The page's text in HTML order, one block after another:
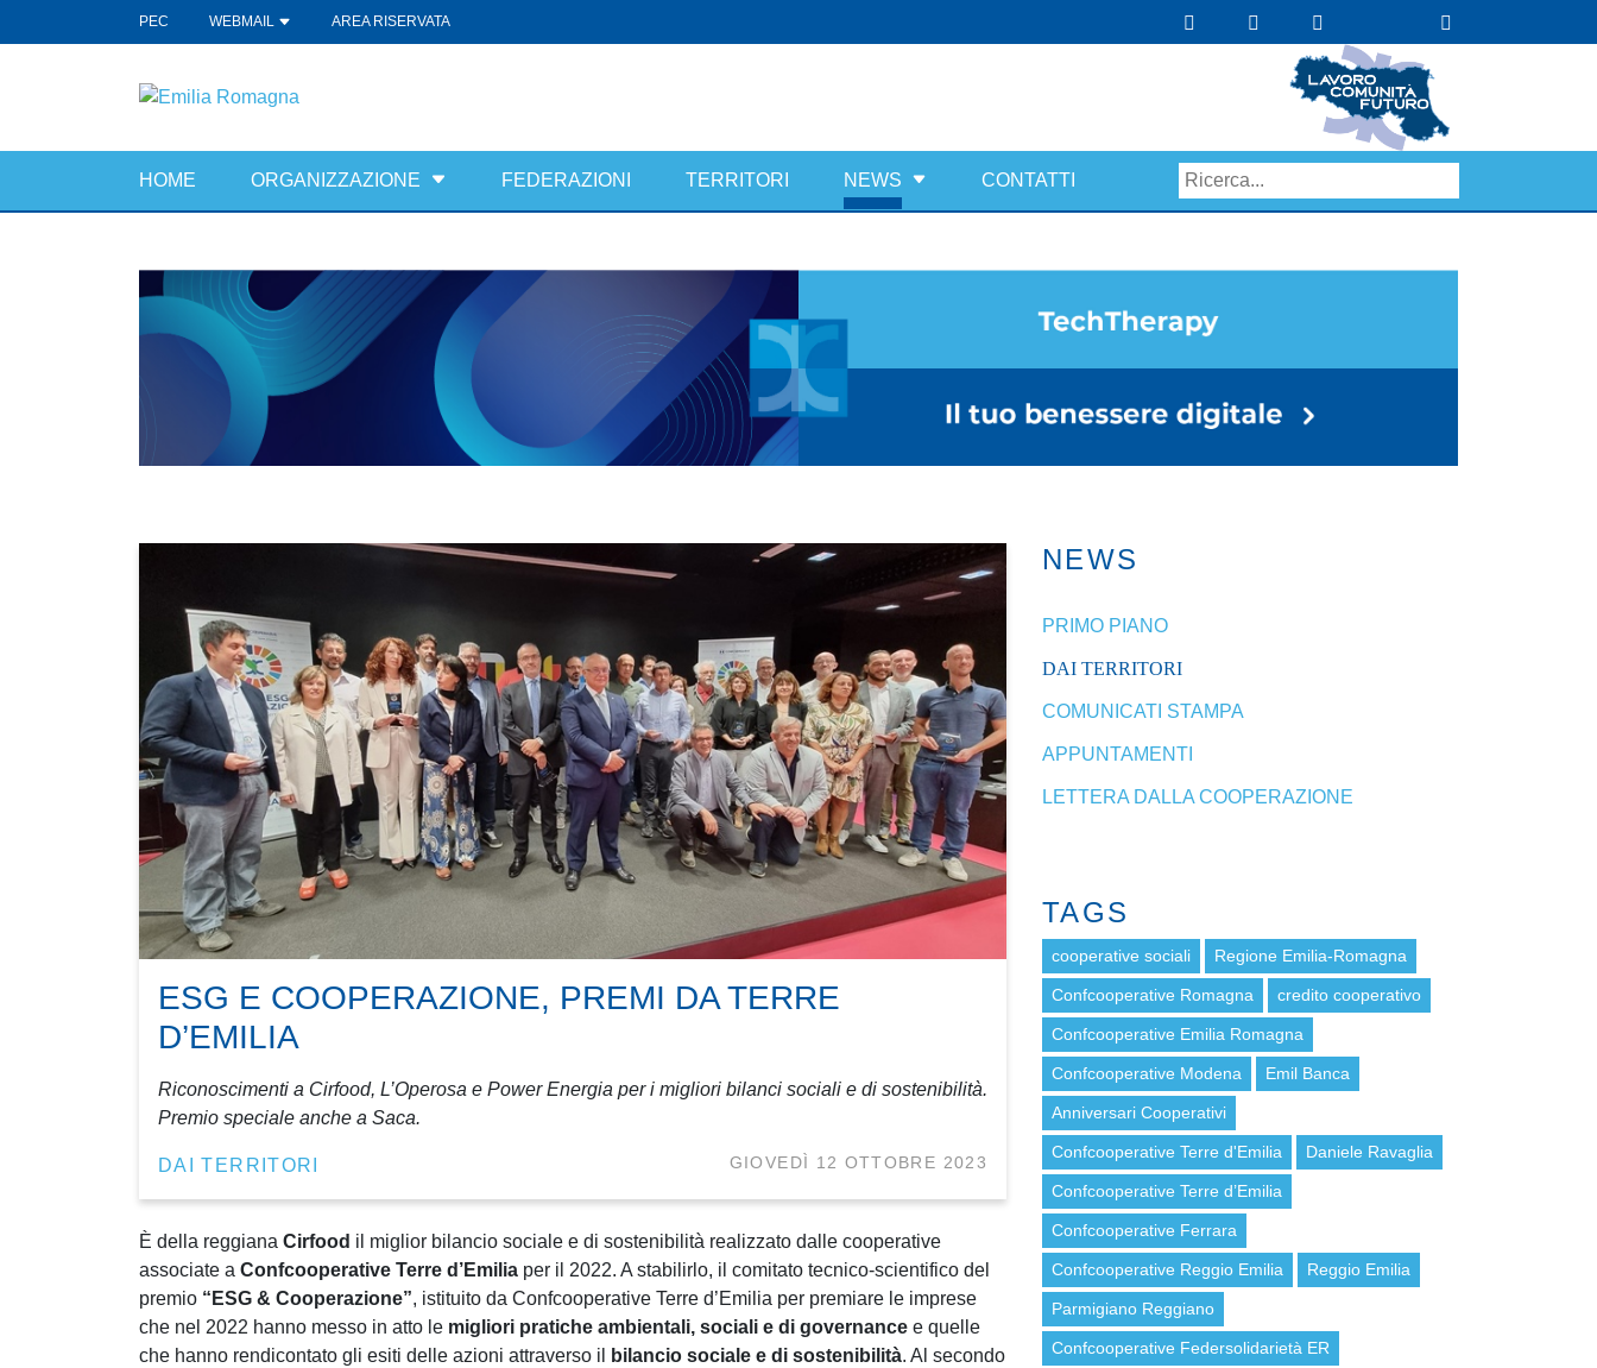
PEC WEBMAIL AREA RISERVATA
HOME ORGANIZZAZIONE FEDERAZIONI TERRITORI NEWS CONTATTI
ESG E COOPERAZIONE, PREMI DA TERRE
D’EMILIA
Riconoscimenti a Cirfood, L’Operosa e Power Energia per i migliori bilanci sociali e di sostenibilità.
Premio speciale anche a Saca.
DAI TERRITORI GIOVEDÌ 12 OTTOBRE 2023
È della reggiana Cirfood il miglior bilancio sociale e di sostenibilità realizzato dalle cooperative
associate a Confcooperative Terre d’Emilia per il 2022. A stabilirlo, il comitato tecnico-scientifico del
premio “ESG & Cooperazione”, istituito da Confcooperative Terre d’Emilia per premiare le imprese
che nel 2022 hanno messo in atto le migliori pratiche ambientali, sociali e di governance e quelle
che hanno rendicontato gli esiti delle azioni attraverso il
bilancio sociale e di sostenibilità. Al secondo
NEWS
PRIMO PIANO
DAI TERRITORI
COMUNICATI STAMPA
APPUNTAMENTI
LETTERA DALLA COOPERAZIONE
TAGS
cooperative sociali Regione Emilia-Romagna
Confcooperative Romagna credito cooperativo
Confcooperative Emilia Romagna
Confcooperative Modena Emil Banca
Anniversari Cooperativi
Confcooperative Terre d'Emilia Daniele Ravaglia
Confcooperative Terre d’Emilia
Confcooperative Ferrara
Confcooperative Reggio Emilia Reggio Emilia
Parmigiano Reggiano
Confcooperative Federsolidarietà ER